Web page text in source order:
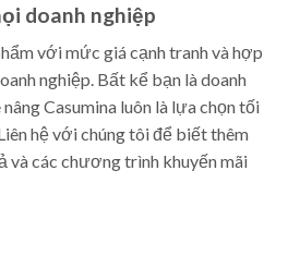
doanh nghiệp
với mức giá cạnh tranh và hợp
nghiệp. Bất kể bạn là doanh
Casumina luôn là lựa chọn tối
hệ với chúng tôi để biết thêm
và các chương trình khuyến mãi